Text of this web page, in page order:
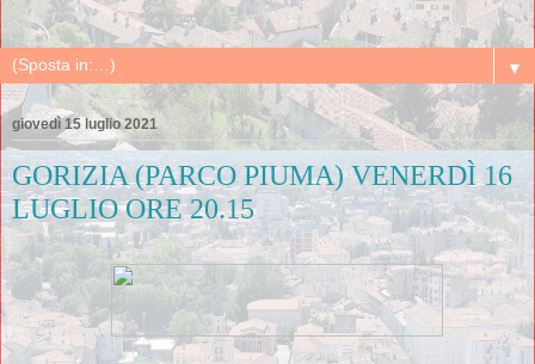
▼
giovedì 15 luglio 2021
GORIZIA (PARCO PIUMA) VENERDÌ 16
LUGLIO ORE 20.15